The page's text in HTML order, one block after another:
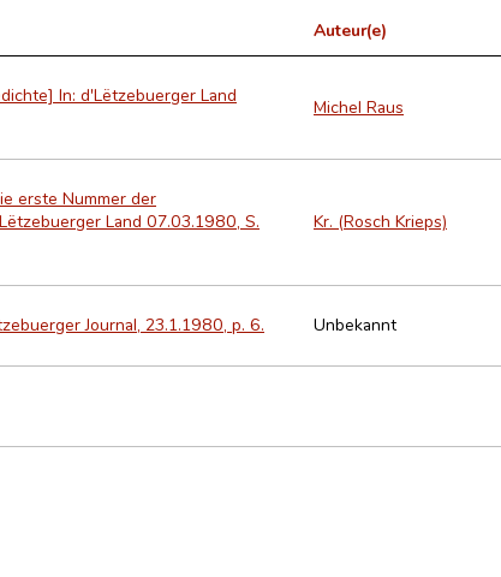
Auteur(e)
In: d'Lëtzebuerger Land
Michel Raus
erste Nummer der
Land 07.03.1980, S.
Kr. (Rosch Krieps)
Journal, 23.1.1980, p. 6. Unbekannt